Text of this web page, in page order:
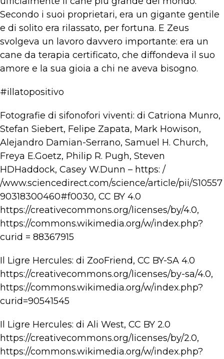
Secondo i suoi proprietari, era un gigante gentile
e di solito era rilassato, per fortuna. E Zeus
svolgeva un lavoro davvero importante: era un
cane da terapia certificato, che diffondeva il suo
amore e la sua gioia a chi ne aveva bisogno.
#illatopositivo
Fotografie di sifonofori viventi: di Catriona Munro,
Stefan Siebert, Felipe Zapata, Mark Howison,
Alejandro Damian-Serrano, Samuel H. Church,
Freya E.Goetz, Philip R. Pugh, Steven
HDHaddock, Casey W.Dunn – https: /
/www.sciencedirect.com/science/article/pii/S10557
90318300460#f0030, CC BY 4.0
https://creativecommons.org/licenses/by/4.0,
https://commons.wikimedia.org/w/index.php?
curid = 88367915
Il Ligre Hercules: di ZooFriend, CC BY-SA 4.0
https://creativecommons.org/licenses/by-sa/4.0,
https://commons.wikimedia.org/w/index.php?
curid=90541545
Il Ligre Hercules: di Ali West, CC BY 2.0
https://creativecommons.org/licenses/by/2.0,
https://commons.wikimedia.org/w/index.php?